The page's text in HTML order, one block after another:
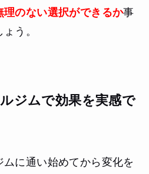
理のない選択ができるか事
う。
ジムで効果を実感で
に通い始めてから変化を